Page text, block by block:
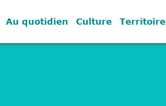
Au quotidien Culture Territoire